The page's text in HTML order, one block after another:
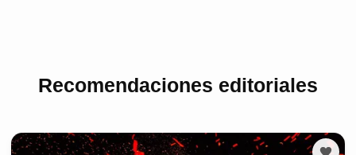
Recomendaciones editoriales